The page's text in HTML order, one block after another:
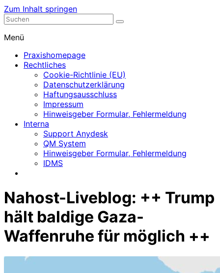
Zum Inhalt springen
Nephrologische Praxis mit Dialyse
Menü
Praxishomepage
Rechtliches
Cookie-Richtlinie (EU)
Datenschutzerklärung
Haftungsausschluss
Impressum
Hinweisgeber Formular, Fehlermeldung
Interna
Support Anydesk
QM System
Hinweisgeber Formular, Fehlermeldung
IDMS
Nahost-Liveblog: ++ Trump
hält baldige Gaza-
Waffenruhe für möglich ++